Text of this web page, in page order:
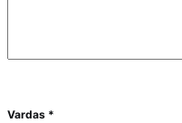
Vardas *